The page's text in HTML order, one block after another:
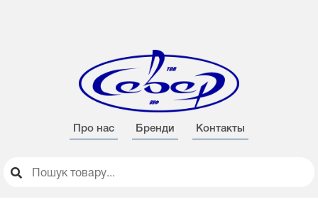
Про нас Бренди Контакты